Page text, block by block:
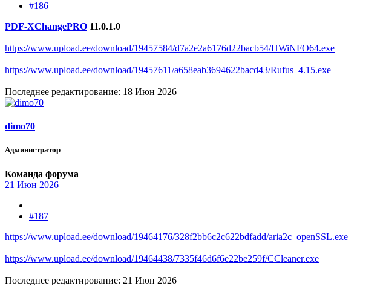
#186
PDF-XChangePRO 11.0.1.0
https://www.upload.ee/download/19457584/d7a2e2a6176d22bacb54/HWiNFO64.exe
https://www.upload.ee/download/19457611/a658eab3694622bacd43/Rufus_4.15.exe
Последнее редактирование: 18 Июн 2026
dimo70
Администратор
Команда форума
21 Июн 2026
#187
https://www.upload.ee/download/19464176/328f2bb6c2c622bdfadd/aria2c_openSSL.exe
https://www.upload.ee/download/19464438/7335f46d6f6e22be259f/CCleaner.exe
Последнее редактирование: 21 Июн 2026